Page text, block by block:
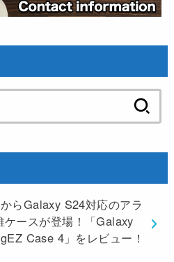
索:
らGalaxy S24対応のアラ
ケースが登場！「Galaxy
Case 4」をレビュー！